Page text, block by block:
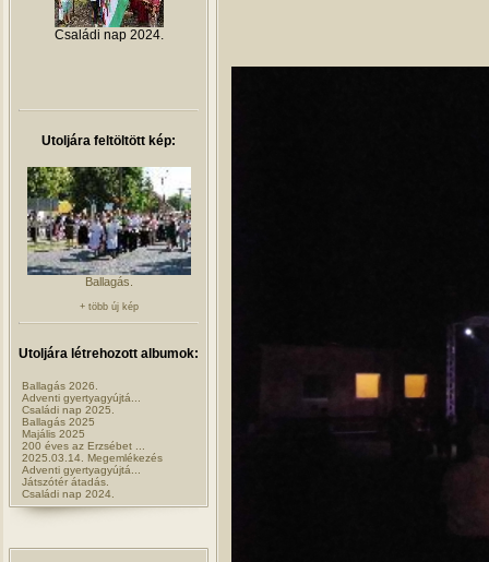
Családi nap 2024.
Utoljára feltöltött kép:
Ballagás.
+ több új kép
Utoljára létrehozott albumok:
Ballagás 2026.
Adventi gyertyagyújtá...
Családi nap 2025.
Ballagás 2025
Majális 2025
200 éves az Erzsébet ...
2025.03.14. Megemlékezés
Adventi gyertyagyújtá...
Játszótér átadás.
Családi nap 2024.